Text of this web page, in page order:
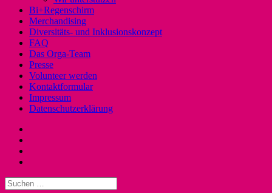
Bi+Regenschirm
Merchandising
Diversitäts- und Inklusionskonzept
FAQ
Das Orga-Team
Presse
Volunteer werden
Kontaktformular
Impressum
Datenschutzerklärung
Suchen